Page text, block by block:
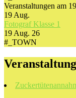
Veranstaltungen am
19 Aug.
Fotograf Klasse 1
19 Aug. 26
#_TOWN